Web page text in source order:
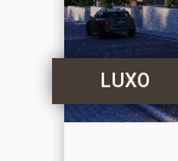
LUXO